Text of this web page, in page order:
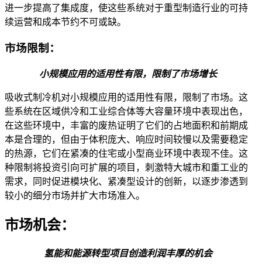
进一步提高了集成度，使这些系统对于重型制造行业的可持
续运营和成本节约不可或缺。
市场限制：
小规模应用的适用性有限，限制了市场增长
吸收式制冷机对小规模应用的适用性有限，限制了市场。这
些系统在区域供冷和工业综合体等大容量环境中表现出色，
在这些环境中，丰富的废热证明了它们的占地面积和前期成
本是合理的，但由于体积庞大、响应时间较慢以及需要稳定
的热源，它们在紧凑的住宅或小型商业环境中表现不佳。这
种限制将投资引向可扩展的项目，刺激特大城市和重工业的
需求，同时促进模块化、紧凑型设计的创新，以逐步渗透到
较小的细分市场并扩大市场准入。
市场机会：
氢能和能源转型项目创造利润丰厚的机会